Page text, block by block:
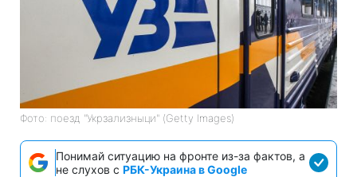
Фото: поезд "Укрзализныци" (Getty Images)
Понимай ситуацию на фронте из-за фактов, а
не слухов с РБК-Украина в Google